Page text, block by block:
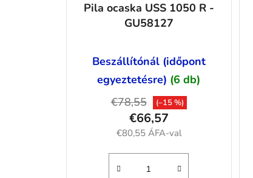
Pila ocaska USS 1050 R -
GU58127
Beszállítónál (időpont
egyeztetésre) (6 db)
€80,55 ÁFA-val
€66,57
€78,55 (–15 %)